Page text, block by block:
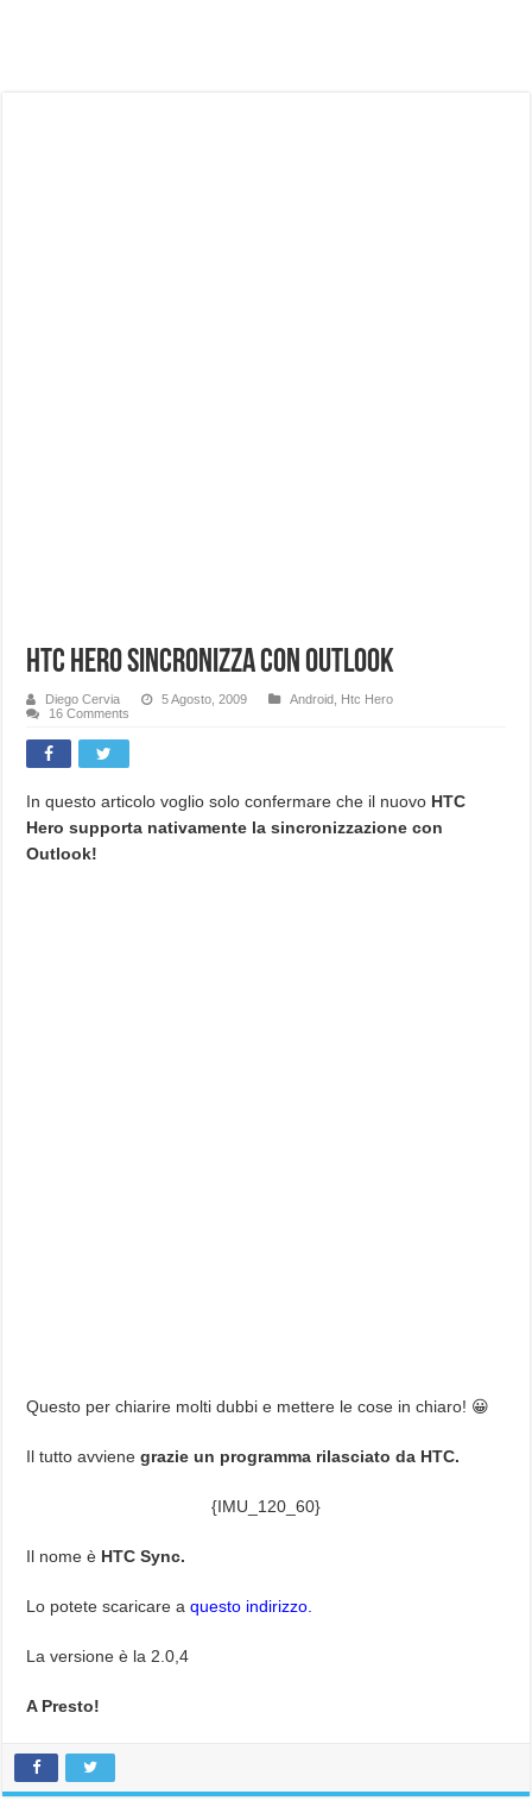
HTC Hero sincronizza con Outlook
Diego Cervia 5 Agosto, 2009 Android Htc Hero
16 Comments
In questo articolo voglio solo confermare che il nuovo HTC
Hero supporta nativamente la sincronizzazione con
Outlook!
Questo per chiarire molti dubbi e mettere le cose in chiaro! 😀
Il tutto avvienegrazie un programma rilasciato da HTC.
{IMU_120_60}
Il nome è HTC Sync.
Lo potete scaricare aquesto indirizzo.
La versione è la 2.0,4
A Presto!